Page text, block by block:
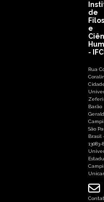
de
e
-
Rua
Barão
São
Brasil
13083-